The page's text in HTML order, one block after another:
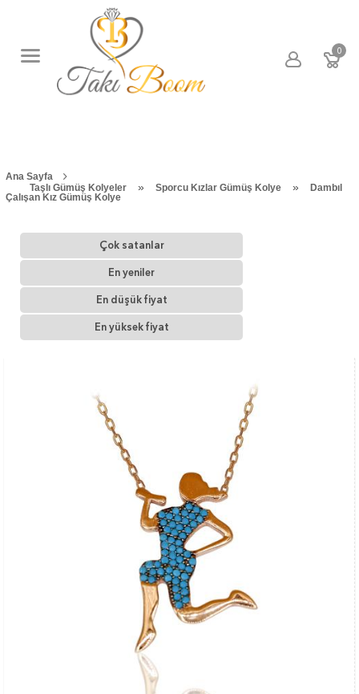
0
Ana Sayfa
Taşlı Gümüş Kolyeler
» Sporcu Kızlar Gümüş Kolye »
Dambıl
Çalışan Kız Gümüş Kolye
Çok satanlar
En yeniler
En düşük fiyat
En yüksek fiyat